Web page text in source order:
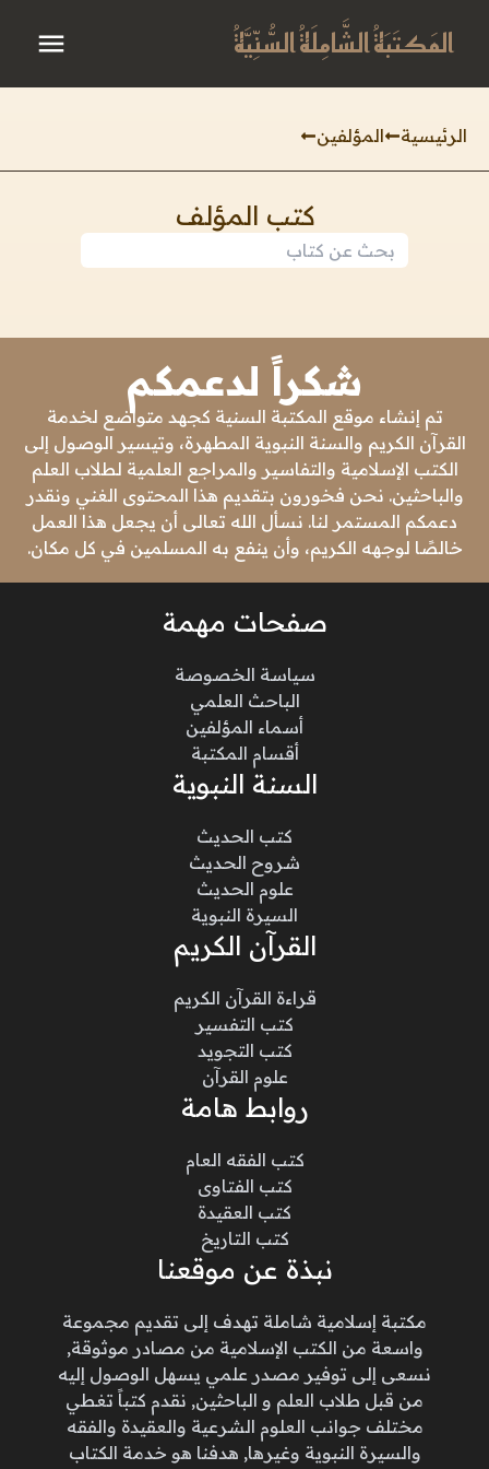
المَكتَبَةُ الشَّامِلَةُ السُّنِّيَّةُ
الرئيسية المؤلفين
كتب المؤلف
شكراً لدعمكم
تم إنشاء موقع المكتبة السنية كجهد متواضع لخدمة
القرآن الكريم والسنة النبوية المطهرة، وتيسير الوصول إلى
الكتب الإسلامية والتفاسير والمراجع العلمية لطلاب العلم
والباحثين. نحن فخورون بتقديم هذا المحتوى الغني ونقدر
دعمكم المستمر لنا. نسأل الله تعالى أن يجعل هذا العمل
خالصًا لوجهه الكريم، وأن ينفع به المسلمين في كل مكان.
صفحات مهمة
سياسة الخصوصة
الباحث العلمي
أسماء المؤلفين
أقسام المكتبة
السنة النبوية
كتب الحديث
شروح الحديث
علوم الحديث
السيرة النبوية
القرآن الكريم
قراءة القرآن الكريم
كتب التفسير
كتب التجويد
علوم القرآن
روابط هامة
كتب الفقه العام
كتب الفتاوى
كتب العقيدة
كتب التاريخ
نبذة عن موقعنا
مكتبة إسلامية شاملة تهدف إلى تقديم مجموعة
واسعة من الكتب الإسلامية من مصادر موثوقة,
نسعى إلى توفير مصدر علمي يسهل الوصول إليه
من قبل طلاب العلم و الباحثين, نقدم كتباً تغطي
مختلف جوانب العلوم الشرعية والعقيدة والفقه
والسيرة النبوية وغيرها, هدفنا هو خدمة الكتاب